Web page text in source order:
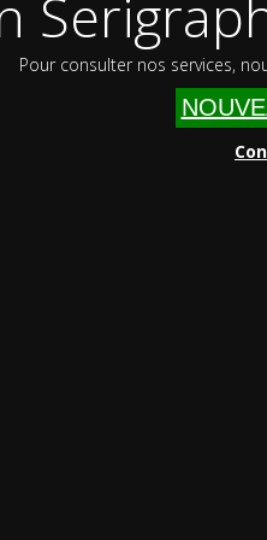
Pour consulter nos services,